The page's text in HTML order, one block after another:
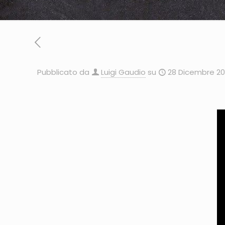
Pubblicato da Luigi Gaudio su 28 Dicembre